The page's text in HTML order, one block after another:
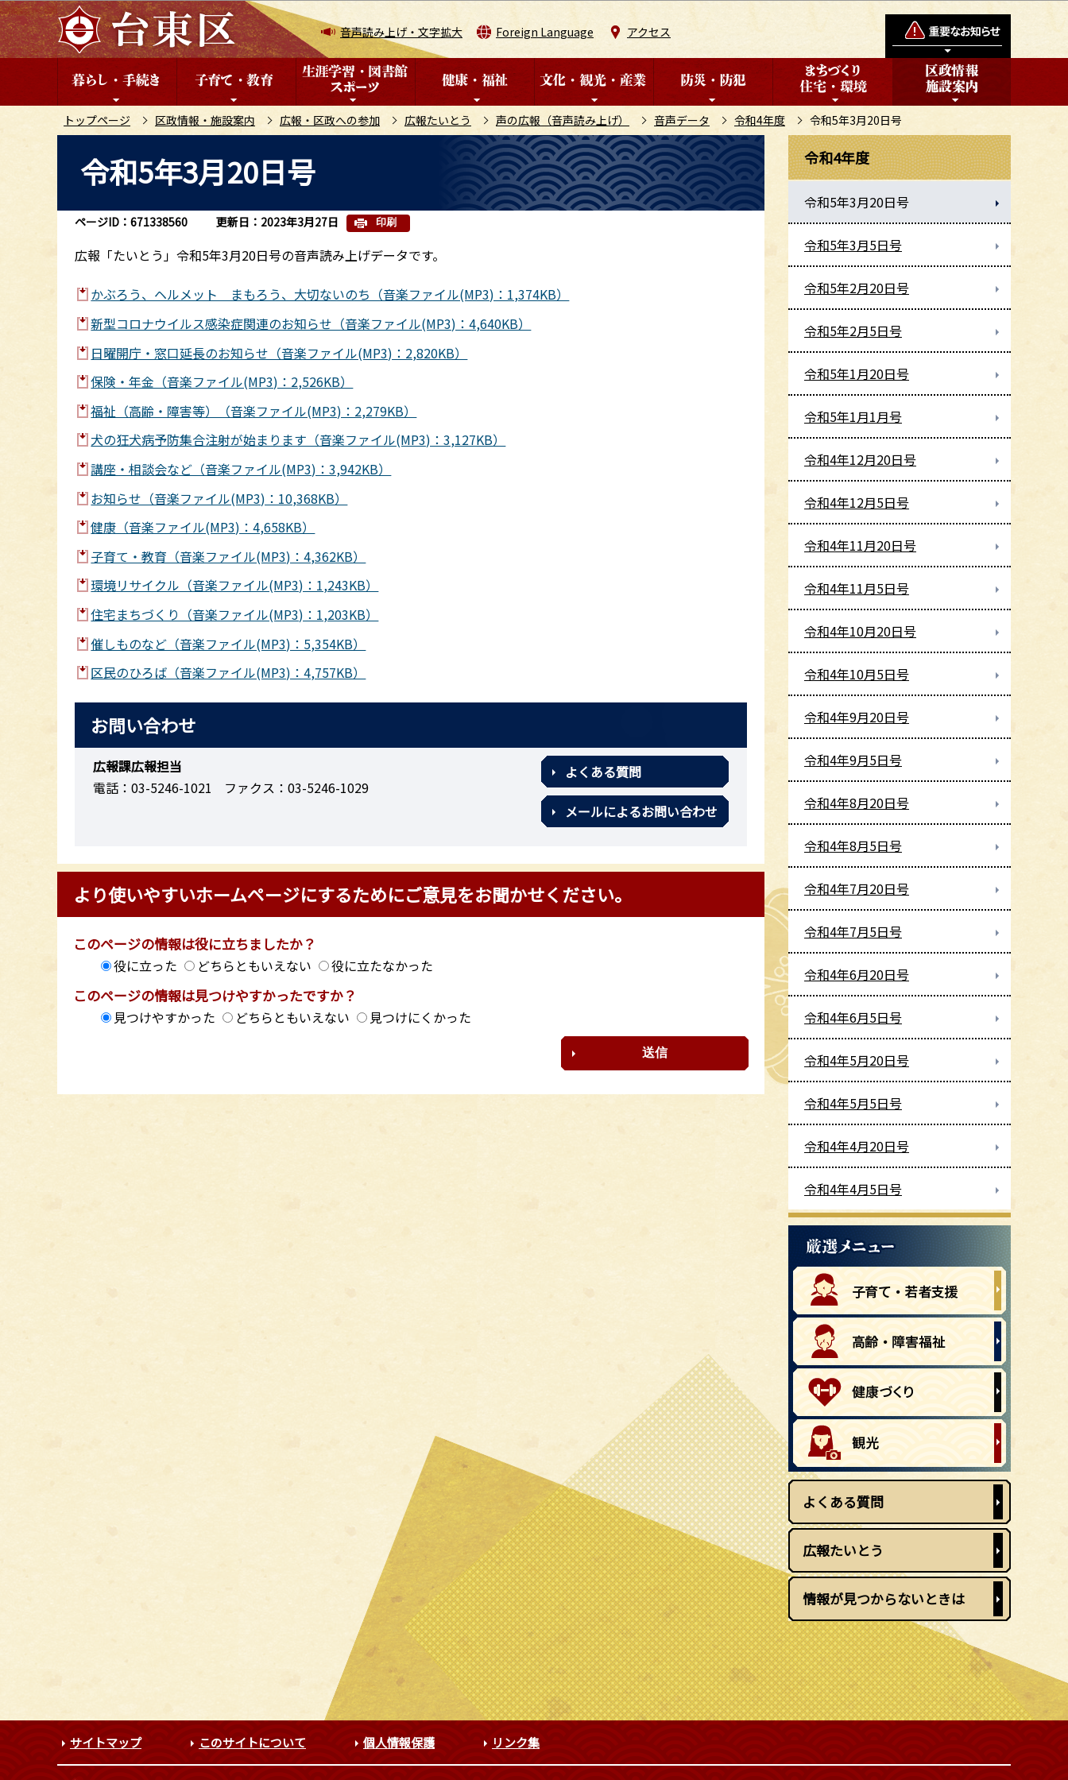
こ
の
ペ
音声読み上げ・文字拡大 Foreign Language アクセス
トップページ 区政情報・施設案内 広報・区政への参加 広報たいとう 声の広報（音声読み上げ） 音声データ 令和4年度 令和5年3月20日号
こ
令和5年3月20日号
ページID：671338560 更新日：2023年3月27日 印刷
広報「たいとう」令和5年3月20日号の音声読み上げデータです。
かぶろう、ヘルメット まもろう、大切ないのち（音楽ファイル(MP3)：1,374KB）
新型コロナウイルス感染症関連のお知らせ（音楽ファイル(MP3)：4,640KB）
日曜開庁・窓口延長のお知らせ（音楽ファイル(MP3)：2,820KB）
保険・年金（音楽ファイル(MP3)：2,526KB）
福祉（高齢・障害等）（音楽ファイル(MP3)：2,279KB）
犬の狂犬病予防集合注射が始まります（音楽ファイル(MP3)：3,127KB）
講座・相談会など（音楽ファイル(MP3)：3,942KB）
お知らせ（音楽ファイル(MP3)：10,368KB）
健康（音楽ファイル(MP3)：4,658KB）
子育て・教育（音楽ファイル(MP3)：4,362KB）
環境リサイクル（音楽ファイル(MP3)：1,243KB）
住宅まちづくり（音楽ファイル(MP3)：1,203KB）
催しものなど（音楽ファイル(MP3)：5,354KB）
区民のひろば（音楽ファイル(MP3)：4,757KB）
お問い合わせ
広報課広報担当
電話：03-5246-1021
ファクス：03-5246-1029
よくある質問
メールによるお問い合わせ
より使いやすいホームページにするためにご意見をお聞かせください。
このページの情報は役に立ちましたか？
役に立った どちらともいえない 役に立たなかった
このページの情報は見つけやすかったですか？
見つけやすかった どちらともいえない 見つけにくかった
令和4年度
令和5年3月20日号
令和5年3月5日号
令和5年2月20日号
令和5年2月5日号
令和5年1月20日号
令和5年1月1月号
令和4年12月20日号
令和4年12月5日号
令和4年11月20日号
令和4年11月5日号
令和4年10月20日号
令和4年10月5日号
令和4年9月20日号
令和4年9月5日号
令和4年8月20日号
令和4年8月5日号
令和4年7月20日号
令和4年7月5日号
令和4年6月20日号
令和4年6月5日号
令和4年5月20日号
令和4年5月5日号
令和4年4月20日号
令和4年4月5日号
よくある質問
広報たいとう
情報が見つからないときは
サイトマップ このサイトについて 個人情報保護 リンク集